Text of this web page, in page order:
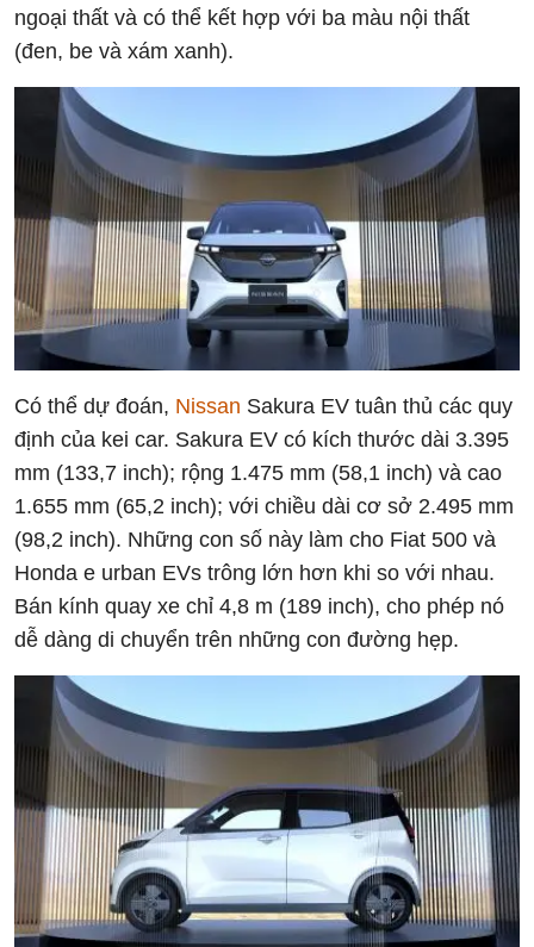
ngoại thất và có thể kết hợp với ba màu nội thất
(đen, be và xám xanh).
Có thể dự đoán, Nissan Sakura EV tuân thủ các quy
định của kei car. Sakura EV có kích thước dài 3.395
mm (133,7 inch); rộng 1.475 mm (58,1 inch) và cao
1.655 mm (65,2 inch); với chiều dài cơ sở 2.495 mm
(98,2 inch). Những con số này làm cho Fiat 500 và
Honda e urban EVs trông lớn hơn khi so với nhau.
Bán kính quay xe chỉ 4,8 m (189 inch), cho phép nó
dễ dàng di chuyển trên những con đường hẹp.